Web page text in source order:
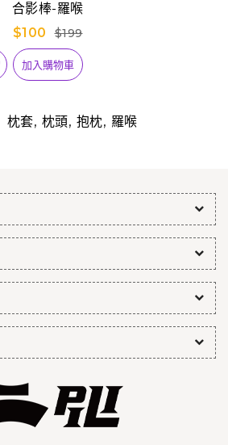
合影棒-羅喉
$100
$199
加入購物車
枕套, 枕頭, 抱枕, 羅喉